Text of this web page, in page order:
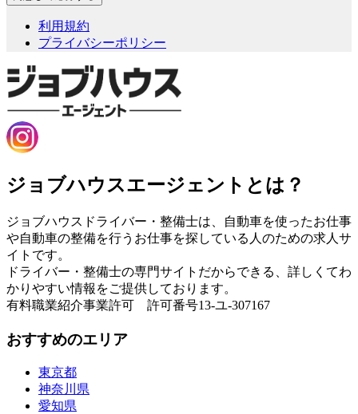
利用規約
プライバシーポリシー
ジョブハウスエージェントとは？
ジョブハウスドライバー・整備士は、自動車を使ったお仕事
や自動車の整備を行うお仕事を探している人のための求人サ
イトです。
ドライバー・整備士の専門サイトだからできる、詳しくてわ
かりやすい情報をご提供しております。
有料職業紹介事業許可 許可番号13-ユ-307167
おすすめのエリア
東京都
神奈川県
愛知県